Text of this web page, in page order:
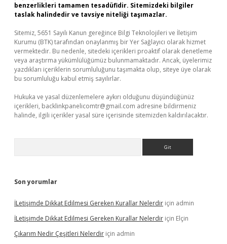
benzerlikleri tamamen tesadüfidir. Sitemizdeki bilgiler
taslak halindedir ve tavsiye niteliği taşımazlar.
Sitemiz, 5651 Sayılı Kanun gereğince Bilgi Teknolojileri ve İletişim
Kurumu (BTK) tarafından onaylanmış bir Yer Sağlayıcı olarak hizmet
vermektedir. Bu nedenle, sitedeki içerikleri proaktif olarak denetleme
veya araştırma yükümlülüğümüz bulunmamaktadır. Ancak, üyelerimiz
yazdıkları içeriklerin sorumluluğunu taşımakta olup, siteye üye olarak
bu sorumluluğu kabul etmiş sayılırlar.
Hukuka ve yasal düzenlemelere aykırı olduğunu düşündüğünüz
içerikleri, backlinkpanelicomtr@gmail.com adresine bildirmeniz
halinde, ilgili içerikler yasal süre içerisinde sitemizden kaldırılacaktır.
Son yorumlar
İLetişimde Dikkat Edilmesi Gereken Kurallar Nelerdir için admin
İLetişimde Dikkat Edilmesi Gereken Kurallar Nelerdir için Elçin
Çıkarım Nedir Çeşitleri Nelerdir için admin